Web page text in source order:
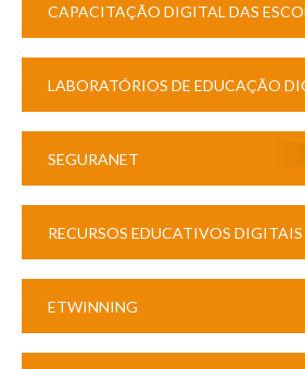
CAPACITAÇÃO DIGITAL DAS
LABORATÓRIOS DE EDUCAÇÃO
SEGURANET
RECURSOS EDUCATIVOS DIGITAIS
ETWINNING